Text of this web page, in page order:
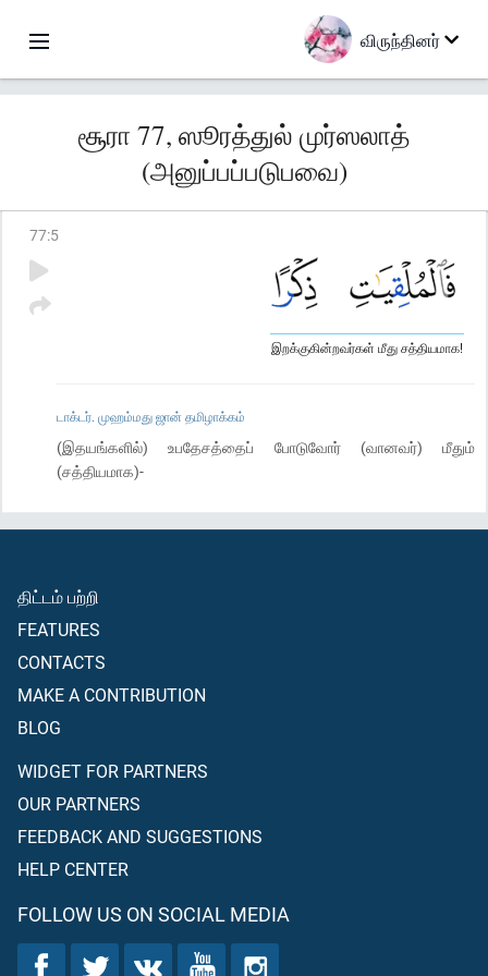
விருந்தினர்
சூரா 77, ஸூரத்துல் முர்ஸலாத்
(அனுப்பப்படுபவை)
77:5
இறக்குகின்றவர்கள் மீது சத்தியமாக!
டாக்டர். முஹம்மது ஜான் தமிழாக்கம்
(இதயங்களில்) உபதேசத்தைப் போடுவோர் (வானவர்) மீதும்
(சத்தியமாக)-
திட்டம் பற்றி
FEATURES
CONTACTS
MAKE A CONTRIBUTION
BLOG
WIDGET FOR PARTNERS
OUR PARTNERS
FEEDBACK AND SUGGESTIONS
HELP CENTER
FOLLOW US ON SOCIAL MEDIA